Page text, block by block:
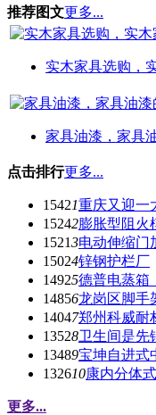
推荐图文更多...
实木家具选购，
家具油漆，家具
点击排行更多...
15421重庆又迎
15242膨胀型阻火
15213电动伸缩门
15024锌钢护栏厂
14925德普电蒸箱
14856龙岗区脚手
14047郑州科威耐
13528卫生间是先
13489宝坤自进式
132610康内分体
更多...